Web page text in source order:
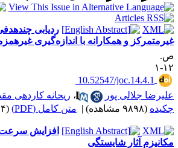
ردیابی
و همکارانه با اندازه‌گیری
۱
‎ 10.52547/joc.14.4.1
جلالی پور
،ریحانه کاردهی
(۹۸۹۸ مشاهده) | متن کامل (PDF) (۳۱۵۴ دریافت)
آثار شایستگی